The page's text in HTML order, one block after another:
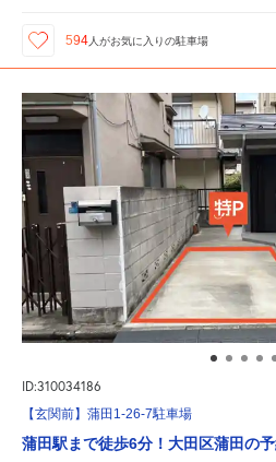
594 人がお気に入りの駐車場
ID:310034186
【玄関前】蒲田1-26-7駐車場
蒲田駅まで徒歩6分！大田区蒲田の